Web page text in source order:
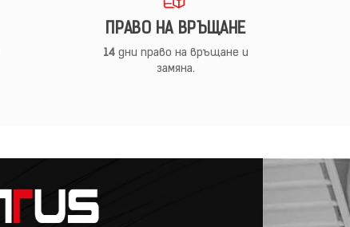
ПРАВО НА ВРЪЩАНЕ
14дни право на връщане и
замяна.